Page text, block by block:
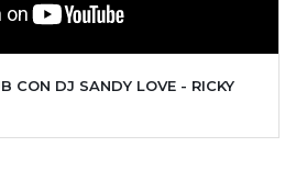
CON DJ SANDY LOVE - RICKY